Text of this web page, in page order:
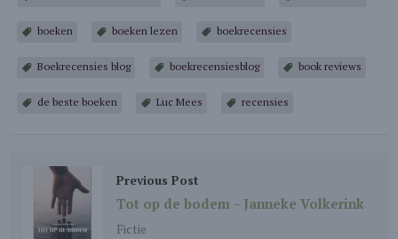
boeken boeken lezen boekrecensies
Boekrecensies blog boekrecensiesblog book reviews
de beste boeken Luc Mees recensies
Previous Post
Tot op de bodem – Janneke Volkerink
Fictie